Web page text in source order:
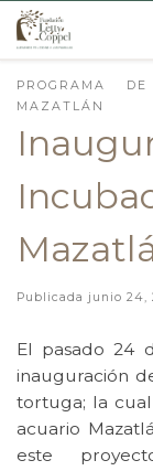
Skip to content
PROGRAMA
MAZATLÁN
Publicada junio 24,
El pasado 24
inauguración
tortuga; la cual
acuario
este